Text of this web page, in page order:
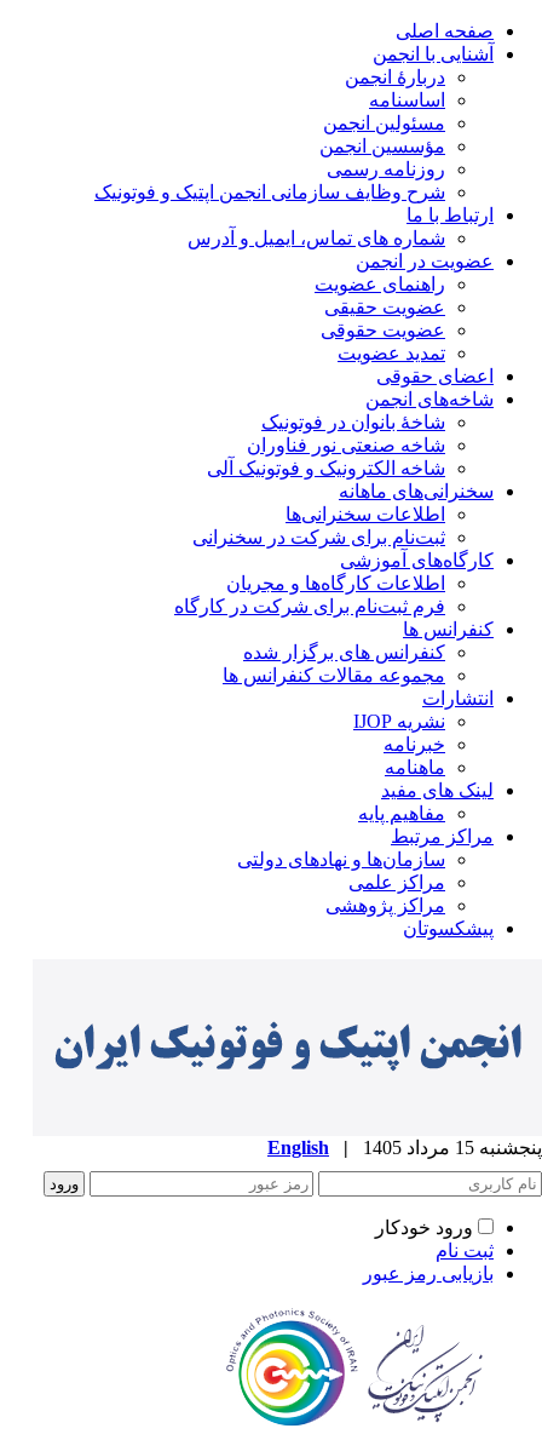
صفحه اصلی
آشنایی با انجمن
دربارۀ انجمن
اساسنامه
مسئولین انجمن
مؤسسین انجمن
روزنامه رسمی
شرح وظایف سازمانی انجمن اپتیک و فوتونیک
ارتباط با ما
شماره های تماس، ایمیل و آدرس
عضویت در انجمن
راهنمای عضویت
عضویت حقیقی
عضویت حقوقی
تمدید عضویت
اعضای حقوقی
شاخه‌های انجمن
شاخۀ بانوان در فوتونیک
شاخه صنعتی نور فناوران
شاخه‌ الکترونیک و فوتونیک آلی
سخنرانی‌های ماهانه
اطلاعات سخنرانی‌‌ها
ثبت‌نام برای شرکت در سخنرانی
کارگاه‌های آموزشی
اطلاعات کارگاه‌ها و مجریان
فرم ثبت‌نام برای شرکت در کارگاه
کنفرانس ها
کنفرانس های برگزار شده
مجموعه مقالات کنفرانس ها
انتشارات
نشریه IJOP
خبرنامه
ماهنامه
لینک های مفید
مفاهیم پایه
مراکز مرتبط
سازمان‌ها و نهادهای دولتی
مراکز علمی
مراکز پژوهشی
پیشکسوتان
15 مرداد 1405 |
English
ورود خودکار
ثبت نام
بازیابی رمز عبور